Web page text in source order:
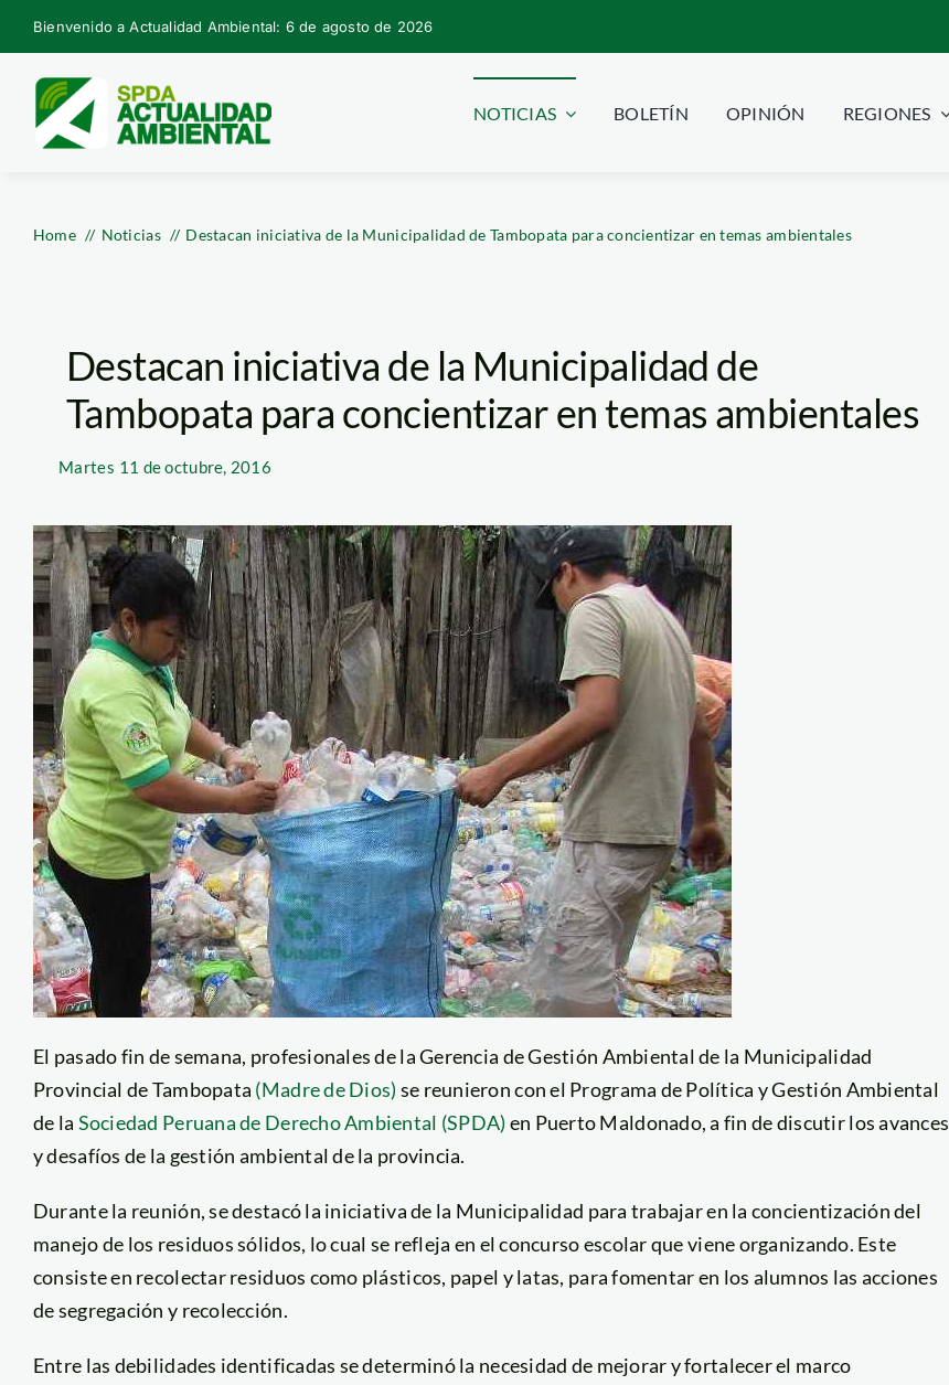
Skip
to
content
Bienvenido a Actualidad Ambiental: 6 de agosto de 2026
NOTICIAS BOLETÍN OPINIÓN REGIONES
Home Noticias Destacan iniciativa de la Municipalidad de Tambopata para concientizar en temas ambientales
Destacan iniciativa de la Municipalidad de
Tambopata para concientizar en temas ambientales
Martes 11 de octubre, 2016
El pasado fin de semana, profesionales de la Gerencia de Gestión Ambiental de la Municipalidad
Provincial de Tambopata (Madre de Dios) se reunieron con el Programa de Política y Gestión Ambiental
de la Sociedad Peruana de Derecho Ambiental (SPDA) en Puerto Maldonado, a fin de discutir los avances
y desafíos de la gestión ambiental de la provincia.
Durante la reunión, se destacó la iniciativa de la Municipalidad para trabajar en la concientización del
manejo de los residuos sólidos, lo cual se refleja en el concurso escolar que viene organizando. Este
consiste en recolectar residuos como plásticos, papel y latas, para fomentar en los alumnos las acciones
de segregación y recolección.
Entre las debilidades identificadas se determinó la necesidad de mejorar y fortalecer el marco